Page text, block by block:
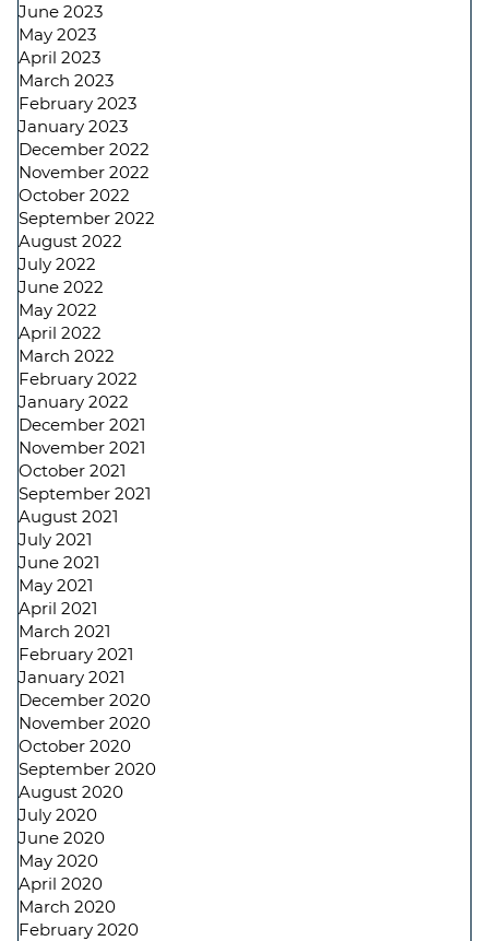
June 2023
May 2023
April 2023
March 2023
February 2023
January 2023
December 2022
November 2022
October 2022
September 2022
August 2022
July 2022
June 2022
May 2022
April 2022
March 2022
February 2022
January 2022
December 2021
November 2021
October 2021
September 2021
August 2021
July 2021
June 2021
May 2021
April 2021
March 2021
February 2021
January 2021
December 2020
November 2020
October 2020
September 2020
August 2020
July 2020
June 2020
May 2020
April 2020
March 2020
February 2020